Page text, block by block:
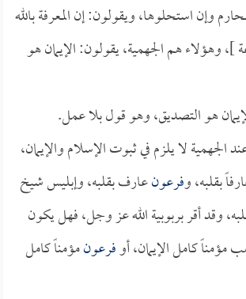
وإن استحلوها، ويقولون: إن المعرفة بالله
]، وهؤلاء هم الجهمية، يقولون: الإيمان هو
هو التصديق، وهو قول بلا عمل.
الجهمية لا يلزم في ثبوت الإسلام والإيمان،
بقلبه، وفرعونعارف بقلبه، وإبليس شيخ
وقد أقر بربوبية الله عز وجل، فهل يكون
مؤمناً كامل الإيمان، أوفرعونمؤمناً كامل